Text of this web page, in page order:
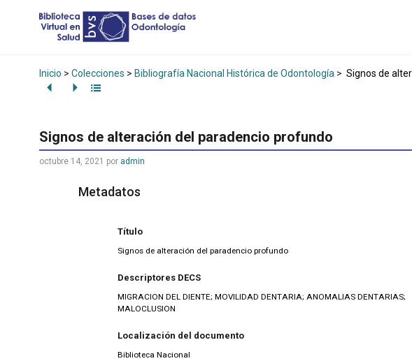
Inicio > Colecciones > Bibliografía Nacional Histórica de Odontología > Signos de
Signos de alteración del paradencio profundo
octubre 14, 2021 por admin
Metadatos
Título
Signos de alteración del paradencio profundo
Descriptores DECS
MIGRACION DEL DIENTE; MOVILIDAD DENTARIA; ANOMALIAS DENTARIAS;
MALOCLUSION
Localización del documento
Biblioteca Nacional